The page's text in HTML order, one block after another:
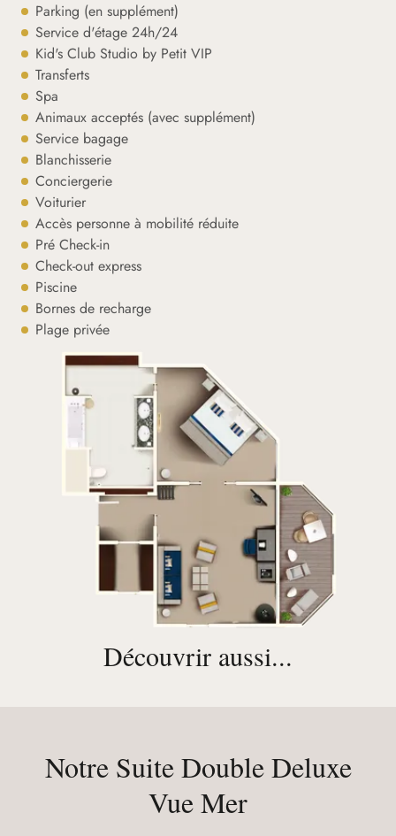
Parking (en supplément)
Service d'étage 24h/24
Kid's Club Studio by Petit VIP
Transferts
Spa
Animaux acceptés (avec supplément)
Service bagage
Blanchisserie
Conciergerie
Voiturier
Accès personne à mobilité réduite
Pré Check-in
Check-out express
Piscine
Bornes de recharge
Plage privée
Découvrir aussi...
Notre Suite Double Deluxe
Vue Mer